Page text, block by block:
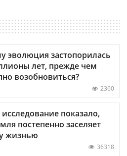
эволюция застопорилась
лет, прежде чем
возобновиться?
2360
показало,
постепенно заселяет
жизнью
36318